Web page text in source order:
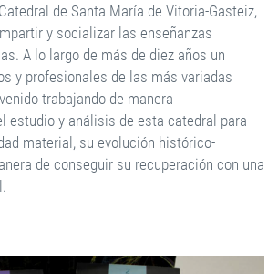
de Santa María de Vitoria-Gasteiz,
y socializar las enseñanzas
A lo largo de más de diez años un
y profesionales de las más variadas
trabajando de manera
estudio y análisis de esta catedral para
material, su evolución histórico-
de conseguir su recuperación con una